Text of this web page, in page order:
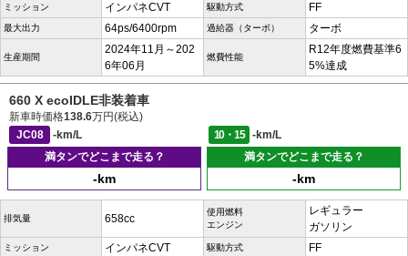
ミッション インパネCVT 駆動方式 FF
最大出力 64ps/6400rpm 過給器（ターボ） ターボ
生産期間
2024年11月～202
6年06月
燃費性能
R12年度燃費基準6
5%達成
660 X ecoIDLE非装着車
新車時価格138.6万円(税込)
JC08
-km/L 10・15
-km/L
満タンでどこまで走る？
-km
満タンでどこまで走る？
-km
排気量 658cc
使用燃料
エンジン
レギュラー
ガソリン
ミッション インパネCVT 駆動方式 FF